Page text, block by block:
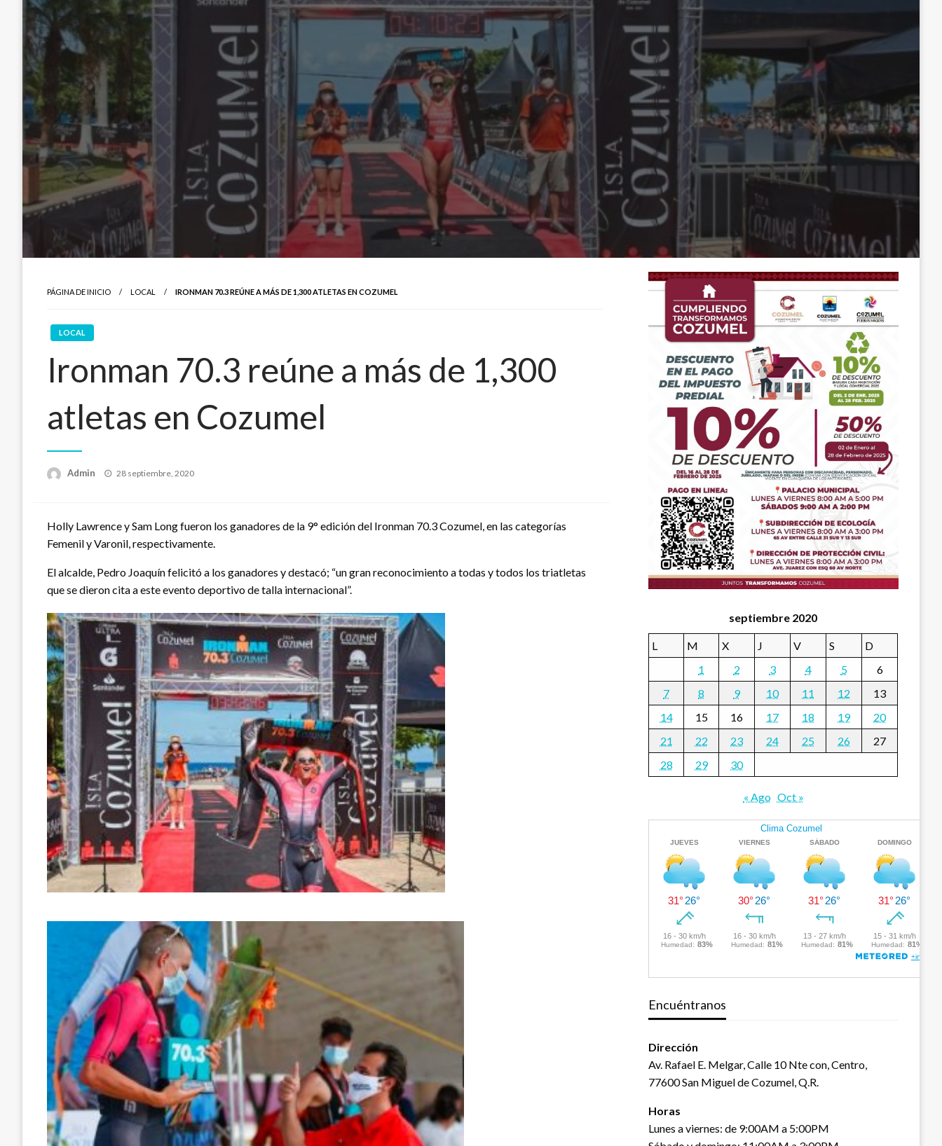
PÁGINA DE INICIO LOCAL IRONMAN 70.3 REÚNE A MÁS DE 1,300 ATLETAS EN COZUMEL
LOCAL
Ironman 70.3 reúne a más de 1,300
atletas en Cozumel
Admin
Publicado
28 septiembre, 2020
Holly Lawrence y Sam Long fueron los ganadores de la 9° edición del Ironman 70.3 Cozumel, en las categorías
Femenil y Varonil, respectivamente.
El alcalde, Pedro Joaquín felicitó a los ganadores y destacó; “un gran reconocimiento a todas y todos los triatletas
que se dieron cita a este evento deportivo de talla internacional”.
septiembre 2020
L M X J V S
D
1
2 3 4 5
6
7
8 9 10 11 12
13
14
15 16 17 18 19
20
21
22 23 24 25 26
27
28
29 30
« Ago Oct »
Encuéntranos
Dirección
Av. Rafael E. Melgar, Calle 10 Nte con, Centro,
77600 San Miguel de Cozumel, Q.R.
Horas
Lunes a viernes: de 9:00AM a 5:00PM